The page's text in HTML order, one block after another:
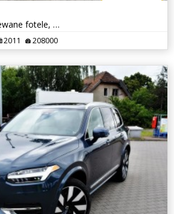
Klimatyzacja, Podgrzewane fotele, Serwisowany
2011 208000